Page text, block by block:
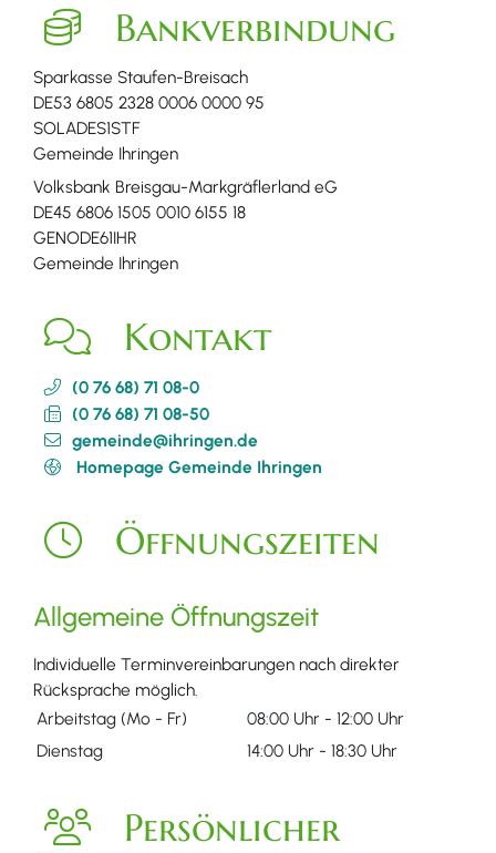
Bankverbindung
Sparkasse Staufen-Breisach
DE53 6805 2328 0006 0000 95
SOLADES1STF
Gemeinde Ihringen
Volksbank Breisgau-Markgräflerland eG
DE45 6806 1505 0010 6155 18
GENODE61IHR
Gemeinde Ihringen
Kontakt
(0 76 68) 71 08-0
(0 76 68) 71 08-50
gemeinde@ihringen.de
Homepage Gemeinde Ihringen
Öffnungszeiten
Allgemeine Öffnungszeit
Individuelle Terminvereinbarungen nach direkter
Rücksprache möglich.
Arbeitstag (Mo - Fr)
08:00 Uhr - 12:00 Uhr
Dienstag
14:00 Uhr - 18:30 Uhr
Persönlicher